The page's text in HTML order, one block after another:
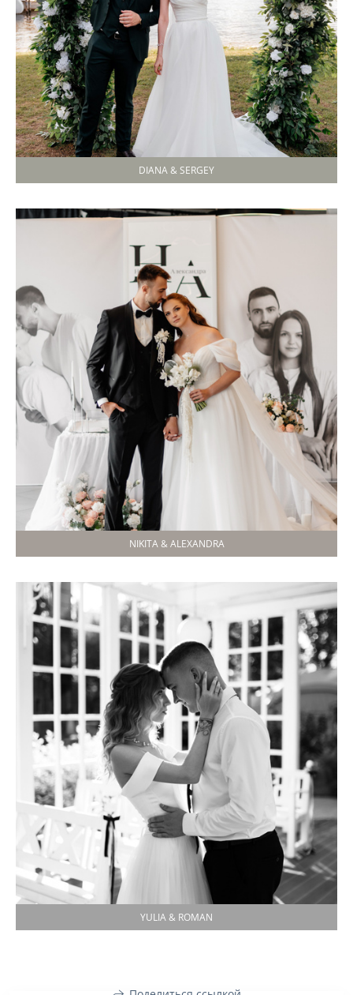
DIANA & SERGEY
NIKITA & ALEXANDRA
YULIA & ROMAN